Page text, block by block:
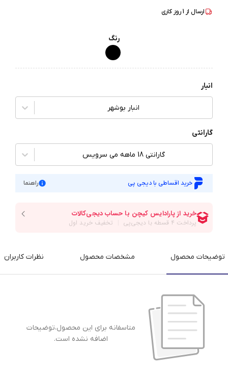
ارسال از 1روز کاری
رنگ
انبار
انبار بوشهر
گارانتی
گارانتی 18 ماهه می سرویس
خرید اقساطی با دیجی پی راهنما
توضیحات محصول مشخصات محصول نظرات کاربران
متاسفانه برای این محصول،توضیحات
اضافه نشده است.